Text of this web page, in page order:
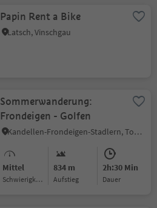
Papin Rent a Bike
Latsch, Vinschgau
Sommerwanderung:
Frondeigen - Golfen
Kandellen-Frondeigen-Stadlern, Toblach, Dolomitenregion 3 Zinnen
Mittel
Schwierigkeitsgrad
834 m
Aufstieg
2h:30 Min
Dauer